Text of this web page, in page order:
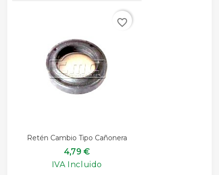
Retén Cambio Tipo Cañonera
4,79 €
IVA Incluido
favorite_border